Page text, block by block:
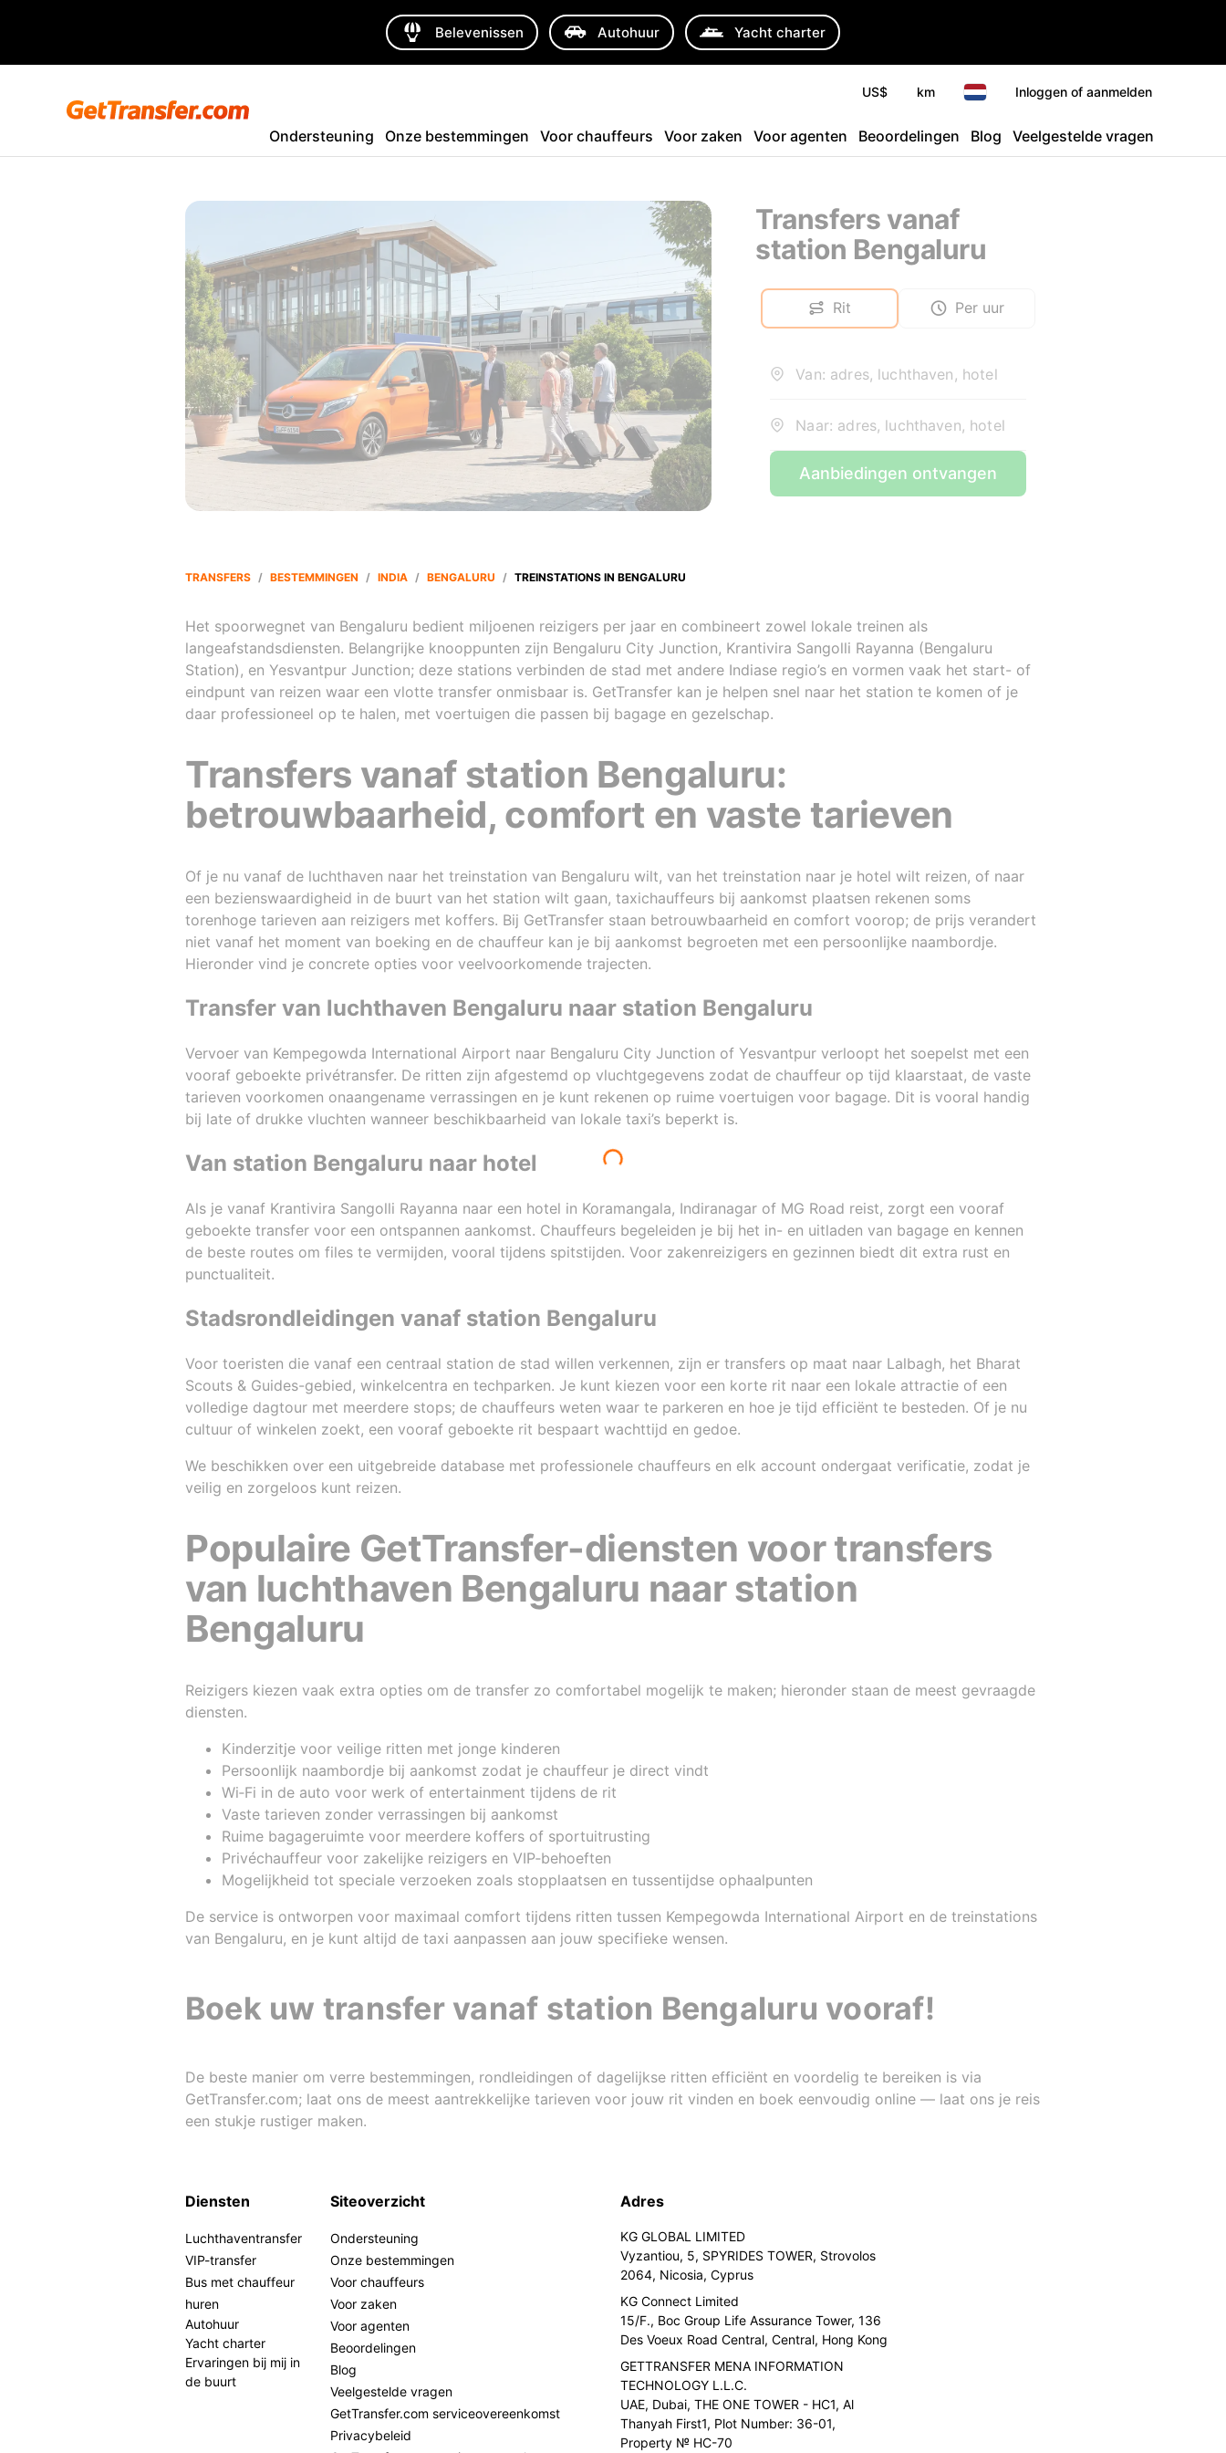
Belevenissen Autohuur Yacht charter
US$ km Inloggen of aanmelden
Ondersteuning Onze bestemmingen Voor chauffeurs Voor zaken Voor agenten Beoordelingen Blog Veelgestelde vragen
Transfers vanaf
station Bengaluru
Rit Per uur
Van: adres, luchthaven, hotel
Naar: adres, luchthaven, hotel
Aanbiedingen ontvangen
TRANSFERS / BESTEMMINGEN / INDIA / BENGALURU / TREINSTATIONS IN BENGALURU
Het spoorwegnet van Bengaluru bedient miljoenen reizigers per jaar en combineert zowel lokale treinen als
langeafstandsdiensten. Belangrijke knooppunten zijn Bengaluru City Junction, Krantivira Sangolli Rayanna (Bengaluru
Station), en Yesvantpur Junction; deze stations verbinden de stad met andere Indiase regio’s en vormen vaak het start- of
eindpunt van reizen waar een vlotte transfer onmisbaar is. GetTransfer kan je helpen snel naar het station te komen of je
daar professioneel op te halen, met voertuigen die passen bij bagage en gezelschap.
Transfers vanaf station Bengaluru:
betrouwbaarheid, comfort en vaste tarieven
Of je nu vanaf de luchthaven naar het treinstation van Bengaluru wilt, van het treinstation naar je hotel wilt reizen, of naar
een bezienswaardigheid in de buurt van het station wilt gaan, taxichauffeurs bij aankomst plaatsen rekenen soms
torenhoge tarieven aan reizigers met koffers. Bij GetTransfer staan betrouwbaarheid en comfort voorop; de prijs verandert
niet vanaf het moment van boeking en de chauffeur kan je bij aankomst begroeten met een persoonlijke naambordje.
Hieronder vind je concrete opties voor veelvoorkomende trajecten.
Transfer van luchthaven Bengaluru naar station Bengaluru
Vervoer van Kempegowda International Airport naar Bengaluru City Junction of Yesvantpur verloopt het soepelst met een
vooraf geboekte privétransfer. De ritten zijn afgestemd op vluchtgegevens zodat de chauffeur op tijd klaarstaat, de vaste
tarieven voorkomen onaangename verrassingen en je kunt rekenen op ruime voertuigen voor bagage. Dit is vooral handig
bij late of drukke vluchten wanneer beschikbaarheid van lokale taxi’s beperkt is.
Van station Bengaluru naar hotel
Als je vanaf Krantivira Sangolli Rayanna naar een hotel in Koramangala, Indiranagar of MG Road reist, zorgt een vooraf
geboekte transfer voor een ontspannen aankomst. Chauffeurs begeleiden je bij het in- en uitladen van bagage en kennen
de beste routes om files te vermijden, vooral tijdens spitstijden. Voor zakenreizigers en gezinnen biedt dit extra rust en
punctualiteit.
Stadsrondleidingen vanaf station Bengaluru
Voor toeristen die vanaf een centraal station de stad willen verkennen, zijn er transfers op maat naar Lalbagh, het Bharat
Scouts & Guides-gebied, winkelcentra en techparken. Je kunt kiezen voor een korte rit naar een lokale attractie of een
volledige dagtour met meerdere stops; de chauffeurs weten waar te parkeren en hoe je tijd efficiënt te besteden. Of je nu
cultuur of winkelen zoekt, een vooraf geboekte rit bespaart wachttijd en gedoe.
We beschikken over een uitgebreide database met professionele chauffeurs en elk account ondergaat verificatie, zodat je
veilig en zorgeloos kunt reizen.
Populaire GetTransfer-diensten voor transfers
van luchthaven Bengaluru naar station
Bengaluru
Reizigers kiezen vaak extra opties om de transfer zo comfortabel mogelijk te maken; hieronder staan de meest gevraagde
diensten.
Kinderzitje voor veilige ritten met jonge kinderen
Persoonlijk naambordje bij aankomst zodat je chauffeur je direct vindt
Wi‑Fi in de auto voor werk of entertainment tijdens de rit
Vaste tarieven zonder verrassingen bij aankomst
Ruime bagageruimte voor meerdere koffers of sportuitrusting
Privéchauffeur voor zakelijke reizigers en VIP‑behoeften
Mogelijkheid tot speciale verzoeken zoals stopplaatsen en tussentijdse ophaalpunten
De service is ontworpen voor maximaal comfort tijdens ritten tussen Kempegowda International Airport en de treinstations
van Bengaluru, en je kunt altijd de taxi aanpassen aan jouw specifieke wensen.
Boek uw transfer vanaf station Bengaluru vooraf!
De beste manier om verre bestemmingen, rondleidingen of dagelijkse ritten efficiënt en voordelig te bereiken is via
GetTransfer.com; laat ons de meest aantrekkelijke tarieven voor jouw rit vinden en boek eenvoudig online — laat ons je reis
een stukje rustiger maken.
Diensten
Luchthaventransfer
VIP-transfer
Bus met chauffeur
huren
Autohuur
Yacht charter
Ervaringen bij mij in
de buurt
Siteoverzicht
Ondersteuning
Onze bestemmingen
Voor chauffeurs
Voor zaken
Voor agenten
Beoordelingen
Blog
Veelgestelde vragen
GetTransfer.com serviceovereenkomst
Privacybeleid
Adres
KG GLOBAL LIMITED
Vyzantiou, 5, SPYRIDES TOWER, Strovolos
2064, Nicosia, Cyprus
KG Connect Limited
15/F., Boc Group Life Assurance Tower, 136
Des Voeux Road Central, Central, Hong Kong
GETTRANSFER MENA INFORMATION
TECHNOLOGY L.L.C.
UAE, Dubai, THE ONE TOWER - HC1, Al
Thanyah First1, Plot Number: 36-01,
Property № HC-70